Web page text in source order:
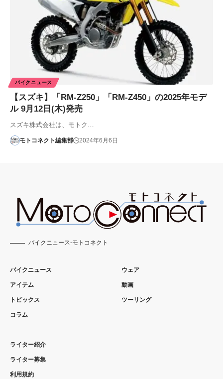
バイクニュース
【スズキ】「RM-Z250」「RM-Z450」の2025年モデ
ル 9月12日(木)発売
スズキ株式会社は、モトク…
モトコネクト編集部 2024年6月6日
バイクニュース-モトコネクト
バイクニュース
アイテム
トピックス
コラム
ウェア
動画
ツーリング
ライター紹介
ライター募集
利用規約